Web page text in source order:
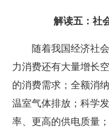
解读五：社
随着我国经济社会
力消费还有大量增长
的消费需求；全额消
温室气体排放；科学
率、更高的供电质量